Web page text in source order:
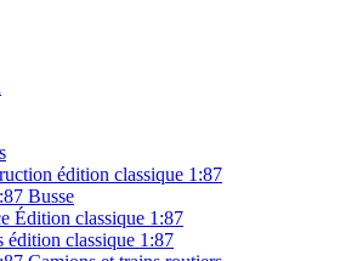
édition classique 1:87
Busse
Édition classique 1:87
édition classique 1:87